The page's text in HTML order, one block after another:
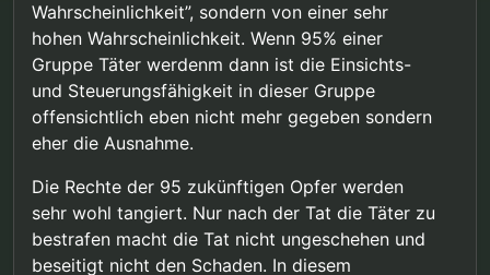
Wahrscheinlichkeit”, sondern von einer sehr
hohen Wahrscheinlichkeit. Wenn 95% einer
Gruppe Täter werdenm dann ist die Einsichts-
und Steuerungsfähigkeit in dieser Gruppe
offensichtlich eben nicht mehr gegeben sondern
eher die Ausnahme.
Die Rechte der 95 zukünftigen Opfer werden
sehr wohl tangiert. Nur nach der Tat die Täter zu
bestrafen macht die Tat nicht ungeschehen und
beseitigt nicht den Schaden. In diesem